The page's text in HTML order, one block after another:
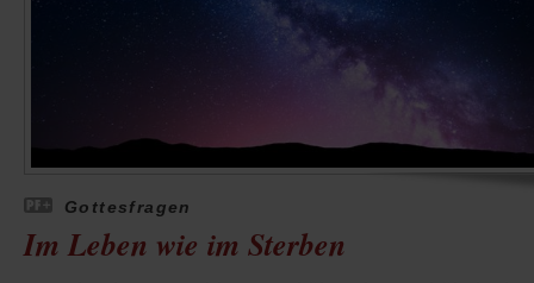
Gottesfragen
Im Leben wie im Sterben